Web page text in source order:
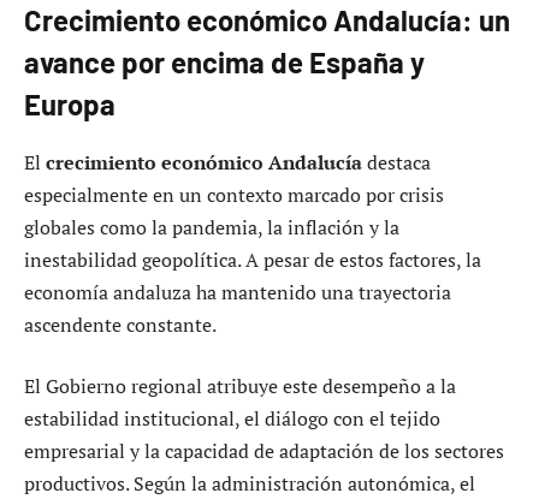
Crecimiento económico Andalucía: un
avance por encima de España y
Europa
El crecimiento económico Andalucíadestaca
especialmente en un contexto marcado por crisis
globales como la pandemia, la inflación y la
inestabilidad geopolítica. A pesar de estos factores, la
economía andaluza ha mantenido una trayectoria
ascendente constante.
El Gobierno regional atribuye este desempeño a la
estabilidad institucional, el diálogo con el tejido
empresarial y la capacidad de adaptación de los sectores
productivos. Según la administración autonómica, el